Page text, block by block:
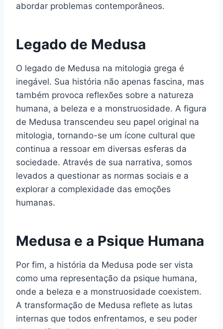
abordar problemas contemporâneos.
Legado de Medusa
O legado de Medusa na mitologia grega é
inegável. Sua história não apenas fascina, mas
também provoca reflexões sobre a natureza
humana, a beleza e a monstruosidade. A figura
de Medusa transcendeu seu papel original na
mitologia, tornando-se um ícone cultural que
continua a ressoar em diversas esferas da
sociedade. Através de sua narrativa, somos
levados a questionar as normas sociais e a
explorar a complexidade das emoções
humanas.
Medusa e a Psique Humana
Por fim, a história da Medusa pode ser vista
como uma representação da psique humana,
onde a beleza e a monstruosidade coexistem.
A transformação de Medusa reflete as lutas
internas que todos enfrentamos, e seu poder